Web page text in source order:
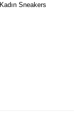
Sneakers